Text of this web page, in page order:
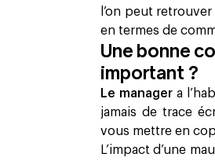
l’on peut retrouver
en termes de
Une bonne
important ?
Le managera
jamais de trace
vous mettre en
L’impact d’une